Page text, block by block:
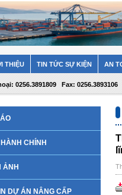
THIỆU TIN TỨC SỰ KIỆN AN
0256.3891809 Fax: 0256.3893106
CHÍNH
ẢNH
DỰ ÁN NÂNG CẤP